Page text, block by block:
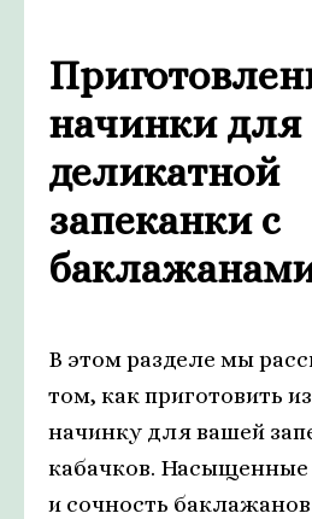
начинки для
деликатной
запеканки с
В этом разделе мы
том, как приготовить
начинку для вашей
кабачков. Насыщенные
и сочность